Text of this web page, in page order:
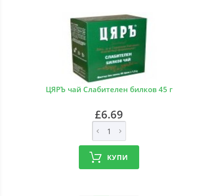
ЦЯРЪ чай Слабителен билков 45 г
£6.69
КУПИ